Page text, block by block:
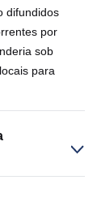
difundidos
por
sob
para